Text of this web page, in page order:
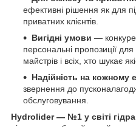
ефективні рішення як для
приватних клієнтів.
Вигідні умови —
персональні пропозиції для
майстрів і всіх, хто шукає
Надійність на кожному
звернення до
обслуговування.
Hydrolider — №1 у світі